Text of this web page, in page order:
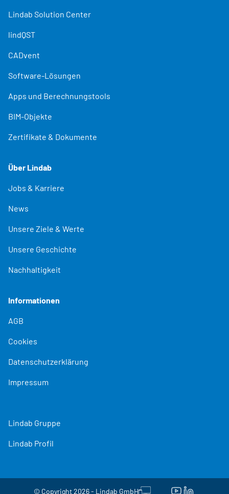
Lindab Solution Center
lindQST
CADvent
Software-Lösungen
Apps und Berechnungstools
BIM-Objekte
Zertifikate & Dokumente
Über Lindab
Jobs & Karriere
News
Unsere Ziele & Werte
Unsere Geschichte
Nachhaltigkeit
Informationen
AGB
Cookies
Datenschutzerklärung
Impressum
Lindab Gruppe
Lindab Profil
© Copyright 2026 - Lindab GmbH